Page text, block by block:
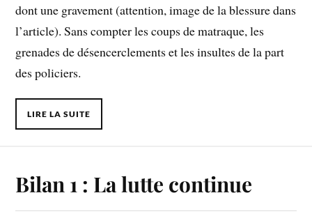
dont une gravement (attention, image de la blessure dans
l’article). Sans compter les coups de matraque, les
grenades de désencerclements et les insultes de la part
des policiers.
LIRE LA SUITE
Bilan 1 : La lutte continue